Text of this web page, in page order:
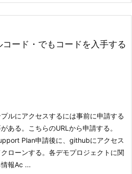
ード・でもコードを入手する
ルにアクセスするには事前に申請する
ある。
こちらのURLから申請する。
Plan申請後に、githubにアクセス
ローンする。 各デモプロジェクトに関
報Ac ...